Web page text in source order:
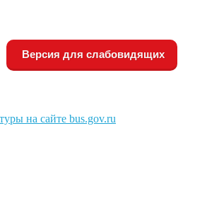
Версия для слабовидящих
на сайте bus.gov.ru